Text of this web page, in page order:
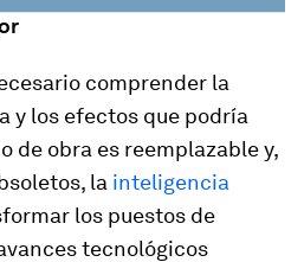
comprender la
y los efectos que podría
de obra es reemplazable y,
la inteligencia
los puestos de
tecnológicos